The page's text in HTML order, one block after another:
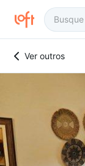
Ver outros